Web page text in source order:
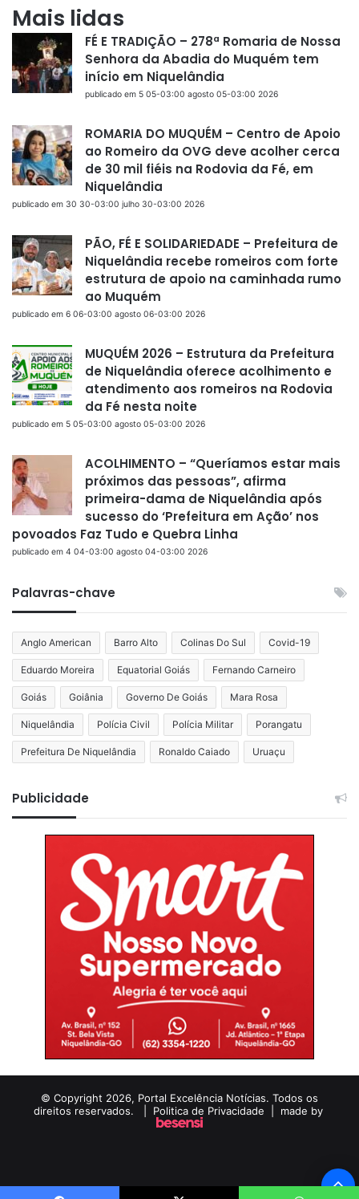
Mais lidas
FÉ E TRADIÇÃO – 278ª Romaria de Nossa
Senhora da Abadia do Muquém tem
início em Niquelândia
publicado em 5 05-03:00 agosto 05-03:00 2026
ROMARIA DO MUQUÉM – Centro de Apoio
ao Romeiro da OVG deve acolher cerca
de 30 mil fiéis na Rodovia da Fé, em
Niquelândia
publicado em 30 30-03:00 julho 30-03:00 2026
PÃO, FÉ E SOLIDARIEDADE – Prefeitura de
Niquelândia recebe romeiros com forte
estrutura de apoio na caminhada rumo
ao Muquém
publicado em 6 06-03:00 agosto 06-03:00 2026
MUQUÉM 2026 – Estrutura da Prefeitura
de Niquelândia oferece acolhimento e
atendimento aos romeiros na Rodovia
da Fé nesta noite
publicado em 5 05-03:00 agosto 05-03:00 2026
ACOLHIMENTO – “Queríamos estar mais
próximos das pessoas”, afirma
primeira-dama de Niquelândia após
sucesso do ‘Prefeitura em Ação’ nos
povoados Faz Tudo e Quebra Linha
publicado em 4 04-03:00 agosto 04-03:00 2026
Palavras-chave
Anglo American Barro Alto Colinas Do Sul Covid-19
Eduardo Moreira Equatorial Goiás Fernando Carneiro
Goiás Goiânia Governo De Goiás Mara Rosa
Niquelândia Polícia Civil Polícia Militar Porangatu
Prefeitura De Niquelândia Ronaldo Caiado Uruaçu
Publicidade
© Copyright 2026, Portal Excelência Notícias. Todos os
direitos reservados. | Politica de Privacidade | made by